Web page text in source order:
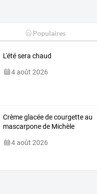
Populaires
L'été sera chaud
4 août 2026
Crème glacée de courgette au
mascarpone de Michèle
4 août 2026